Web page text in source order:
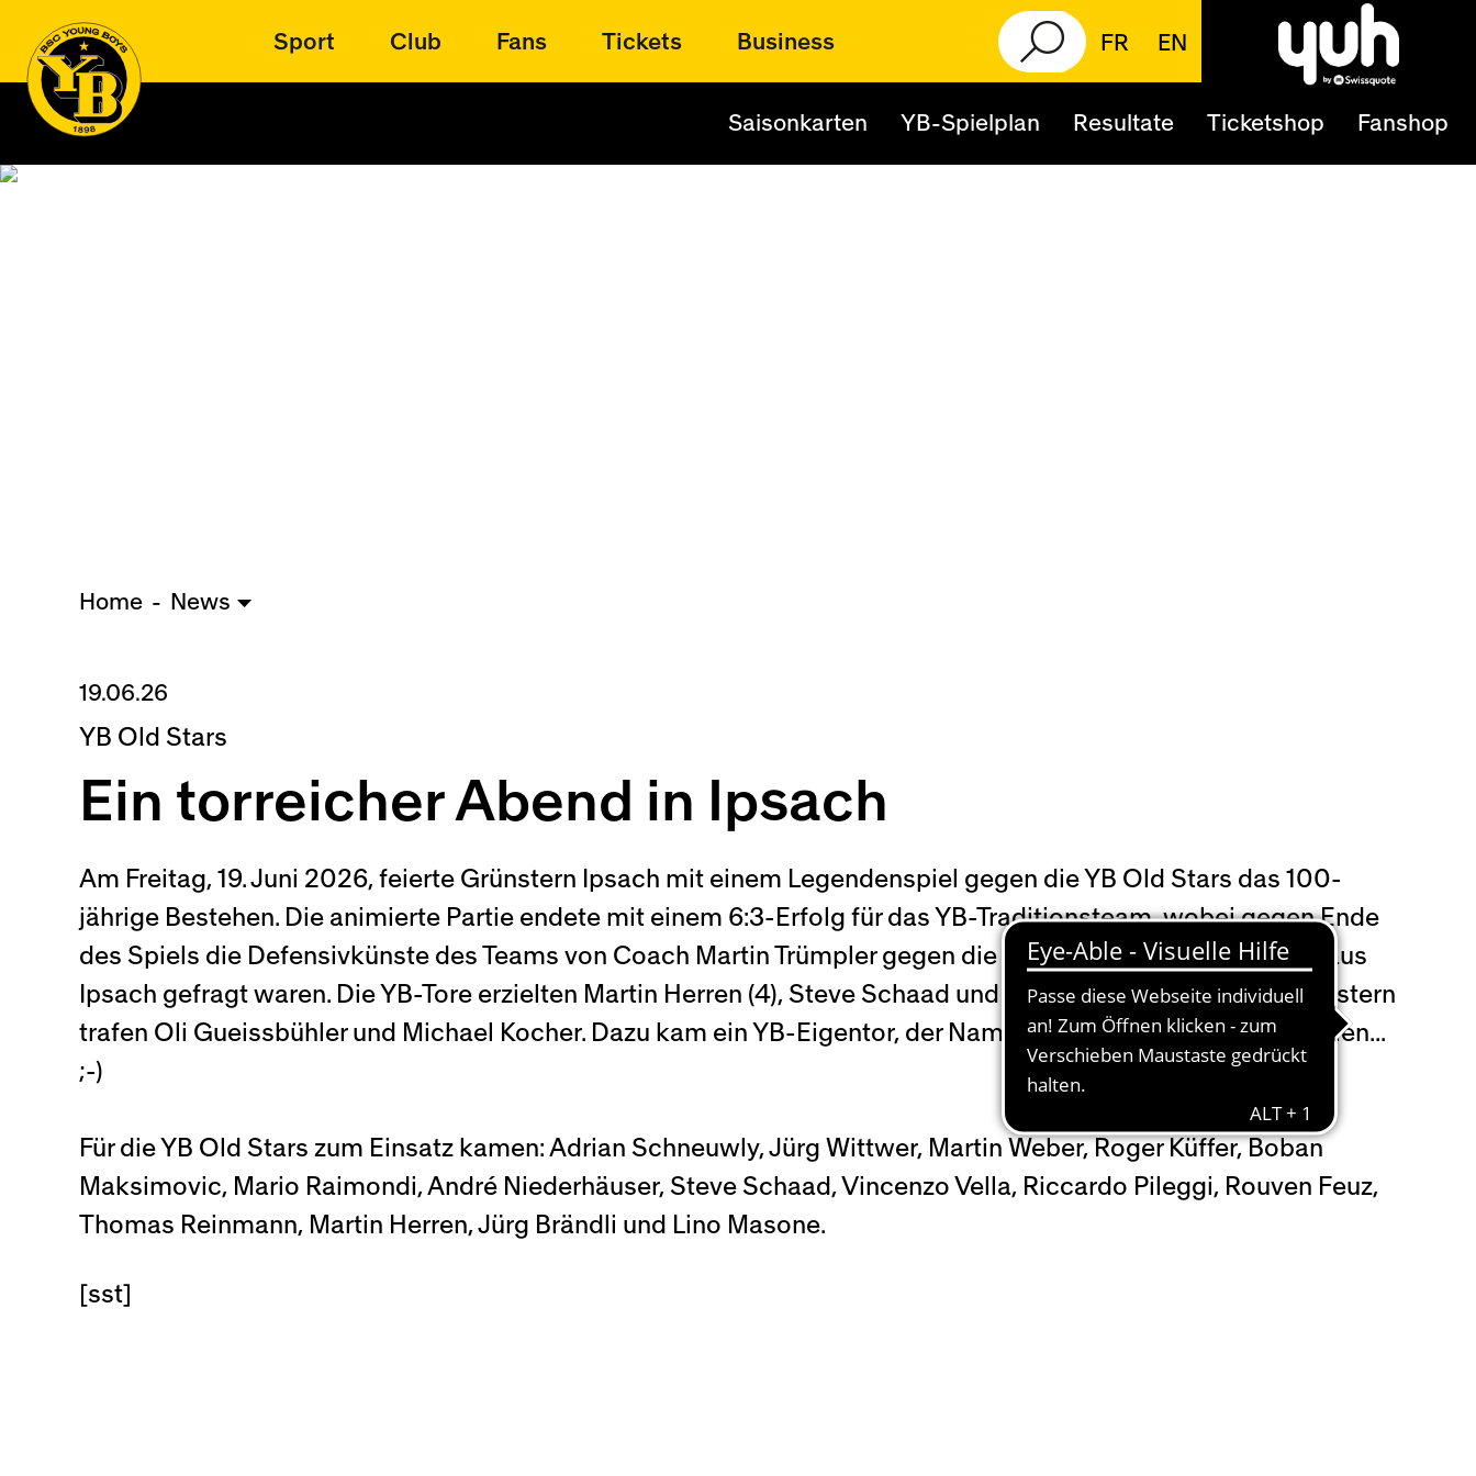
Sport Club Fans Tickets Business FR EN
Saisonkarten YB-Spielplan Resultate Ticketshop Fanshop
Home News
19.06.26
YB Old Stars
Ein torreicher Abend in Ipsach
Am Freitag, 19. Juni 2026, feierte Grünstern Ipsach mit einem Legendenspiel gegen die YB Old Stars das 100-
jährige Bestehen. Die animierte Partie endete mit einem 6:3-Erfolg für das YB-Traditionsteam, wobei gegen Ende
des Spiels die Defensivkünste des Teams von Coach Martin Trümpler gegen die anstürmenden Jungspunde aus
Ipsach gefragt waren. Die YB-Tore erzielten Martin Herren (4), Steve Schaad und Boban Maksimovic. Für Grünstern
trafen Oli Gueissbühler und Michael Kocher. Dazu kam ein YB-Eigentor, der Name des Schützen ist uns entfallen...
;-)
Für die YB Old Stars zum Einsatz kamen: Adrian Schneuwly, Jürg Wittwer, Martin Weber, Roger Küffer, Boban
Maksimovic, Mario Raimondi, André Niederhäuser, Steve Schaad, Vincenzo Vella, Riccardo Pileggi, Rouven Feuz,
Thomas Reinmann, Martin Herren, Jürg Brändli und Lino Masone.
[sst]